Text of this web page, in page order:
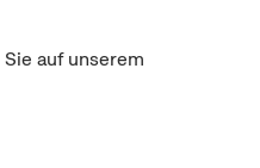
auf unserem